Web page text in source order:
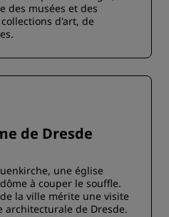
des musées et des
d'art, de
de Dresde
une église
à couper le souffle.
la ville mérite une visite
architecturale de Dresde.